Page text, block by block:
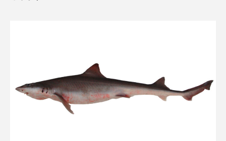
高知県
魚食 鯛の鯛 鯨類 鰭脚類